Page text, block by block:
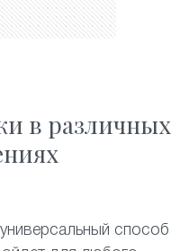
в различных
способ